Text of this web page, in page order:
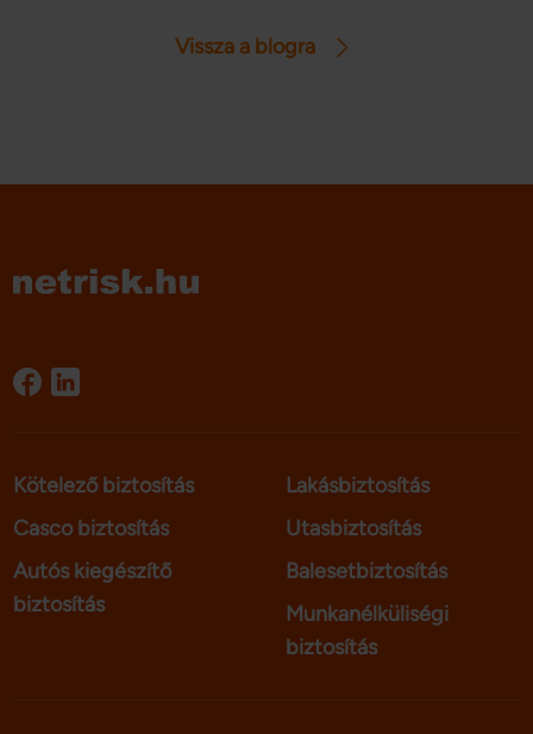
okozhatnak, ha nem kezeljük elég tudatosan
Vissza a blogra
Kötelező biztosítás
Casco biztosítás
Autós kiegészítő
biztosítás
Lakásbiztosítás
Utasbiztosítás
Balesetbiztosítás
Munkanélküliségi
biztosítás